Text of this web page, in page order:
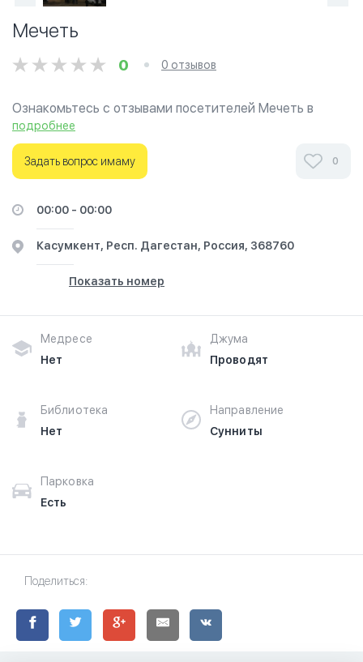
Мечеть
0 0 отзывов
Ознакомьтесь с отзывами посетителей Мечеть в
г.Касумкент на фотографиях и узнайте о часах работы.
Ваше духовное путешествие начинается здесь.
подробнее
Задать вопрос имаму 0
00:00 - 00:00
Касумкент, Респ. Дагестан, Россия, 368760
Показать номер
Медресе
Нет
Джума
Проводят
Библиотека
Нет
Направление
Сунниты
Парковка
Есть
Поделиться: